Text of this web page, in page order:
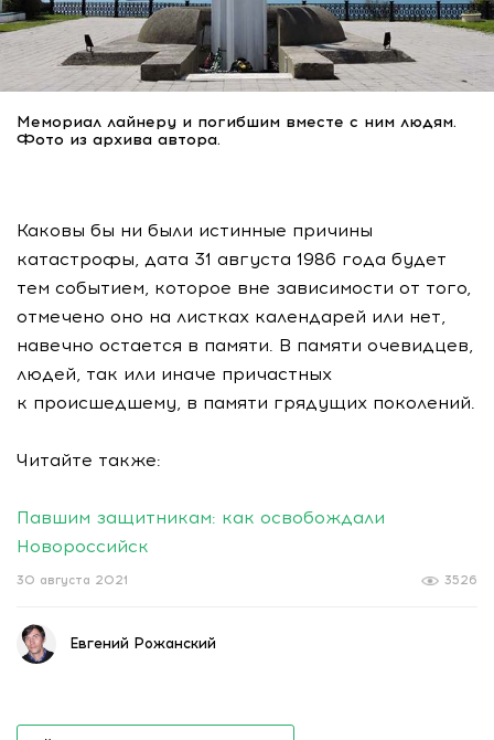
Мемориал лайнеру и погибшим вместе с ним людям.
Фото из архива автора.
Каковы бы ни были истинные причины
катастрофы, дата 31 августа 1986 года будет
тем событием, которое вне зависимости от того,
отмечено оно на листках календарей или нет,
навечно остается в памяти. В памяти очевидцев,
людей, так или иначе причастных
к происшедшему, в памяти грядущих поколений.
Читайте также:
Павшим защитникам: как освобождали
Новороссийск
3526
30 августа 2021
Евгений Рожанский